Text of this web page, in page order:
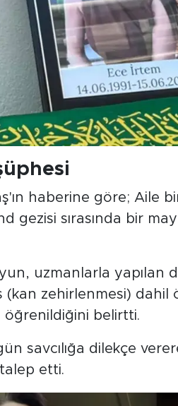
haberine göre; Aile
gezisi sırasında bir
uzmanlarla yapılan
(kan zehirlenmesi)
öğrenildiğini belirtti.
savcılığa dilekçe
etti.